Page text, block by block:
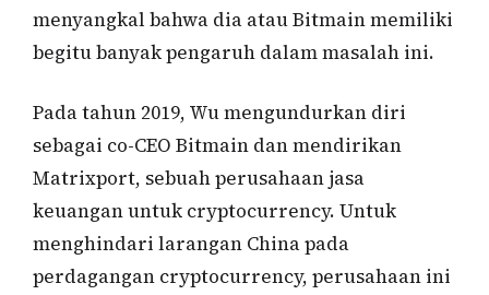
menyangkal bahwa dia atau Bitmain memiliki
begitu banyak pengaruh dalam masalah ini.
Pada tahun 2019, Wu mengundurkan diri
sebagai co-CEO Bitmain dan mendirikan
Matrixport, sebuah perusahaan jasa
keuangan untuk cryptocurrency. Untuk
menghindari larangan China pada
perdagangan cryptocurrency, perusahaan ini